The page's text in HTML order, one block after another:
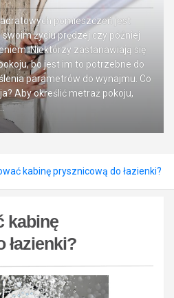
pomieszczeń jest
życiu prędzej czy później
Niektórzy zastanawiają się
bo jest im to potrzebne do
parametrów do wynajmu. Co
Aby określić metraż pokoju,
kabinę prysznicową do łazienki?
kabinę
łazienki?